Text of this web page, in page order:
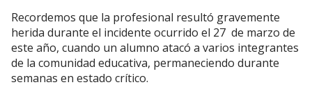
Recordemos que la profesional resultó gravemente
herida durante el incidente ocurrido el 27 de marzo de
este año, cuando un alumno atacó a varios integrantes
de la comunidad educativa, permaneciendo durante
semanas en estado crítico.